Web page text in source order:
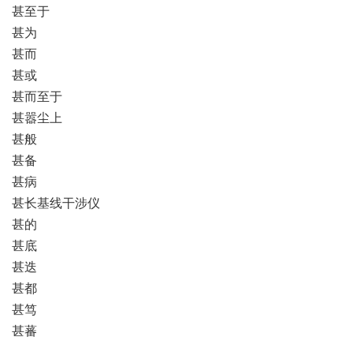
甚至于
甚为
甚而
甚或
甚而至于
甚嚣尘上
甚般
甚备
甚病
甚长基线干涉仪
甚的
甚底
甚迭
甚都
甚笃
甚蕃